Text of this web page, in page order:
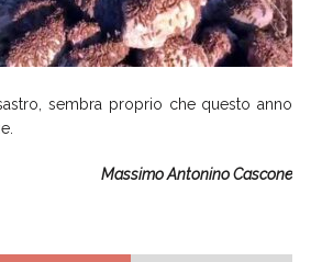
sembra proprio che questo anno
Massimo Antonino Cascone